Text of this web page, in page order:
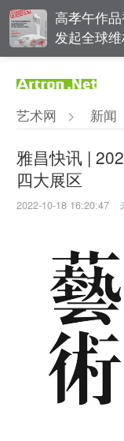
高孝午作
发起全球维
影响力榜单
对话 | 在
值
吕晓：北京
科带来齐白
艺术网 > 新闻
雅昌快讯 |
四大展区
2022-10-18 16:20:47